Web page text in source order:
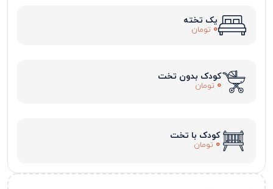
یک تخته
0 تومان
کودک بدون تخت
0 تومان
کودک با تخت
0 تومان